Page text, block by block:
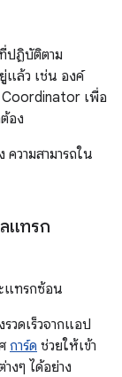
ปฏิบัติตาม
แล้ว เช่น องค์
เพื่อ
อง
วามสามารถใน
แทรก
แทรกซ้อน
วดเร็วจากแอป
การ์ด ช่วยให้เข้า
งๆ ได้อย่าง